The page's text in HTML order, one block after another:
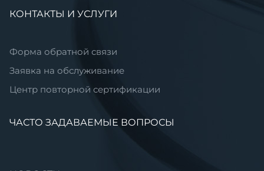
КОНТАКТЫ И УСЛУГИ
Форма обратной связи
Заявка на обслуживание
Центр повторной сертификации
ЧАСТО ЗАДАВАЕМЫЕ ВОПРОСЫ